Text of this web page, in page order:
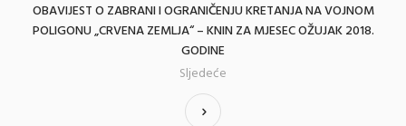
OBAVIJEST O ZABRANI I OGRANIČENJU KRETANJA NA VOJNOM
POLIGONU „CRVENA ZEMLJA“ – KNIN ZA MJESEC OŽUJAK 2018.
GODINE
Sljedeće